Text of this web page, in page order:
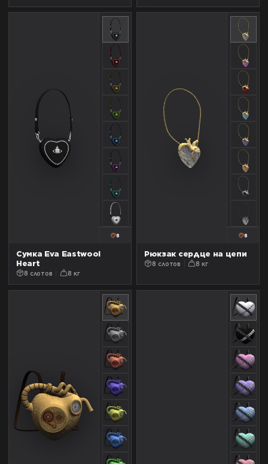
8
Сумка Eva Eastwool
Heart
8 слотов 8 кг
8
Рюкзак сердце на цепи
8 слотов 8 кг